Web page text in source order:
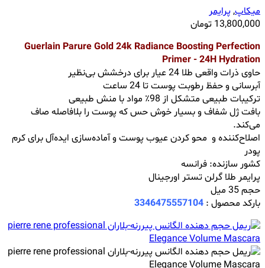
میکاپ,پرایمر
13,800,000 تومان
Guerlain Parure Gold 24k Radiance Boosting Perfection
Primer - 24H Hydration
حاوی ذرات واقعی طلا 24 عیار برای درخشش بی‌نظیر
آبرسانی و حفظ رطوبت پوست تا 24 ساعت
ترکیبات طبیعی متشکل از 98٪ مواد با منش طبیعی
بافت ژل شفاف و بسیار خوش حس که پوست را بلافاصله صاف
می‌کند.
اصلاح‌کننده و محو کردن عیوب پوست و آماده‌سازی ایده‌آل برای کرم
پودر
کشور سازنده: فرانسه
پرایمر طلا گرلن تستر اورجینال
حجم 35 میل
بارکد محصول : 3346475557104